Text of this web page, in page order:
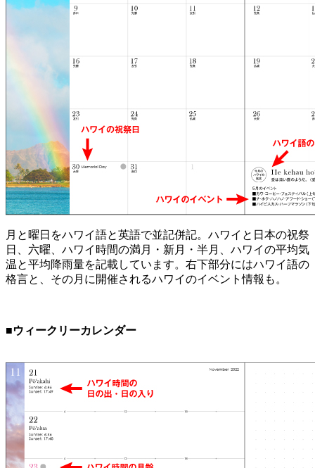
月と曜日をハワイ語と英語で並記併記。ハワイと日本の祝祭
日、六曜、ハワイ時間の満月・新月・半月、ハワイの平均気
温と平均降雨量を記載しています。右下部分にはハワイ語の
格言と、その月に開催されるハワイのイベント情報も。
■ウィークリーカレンダー